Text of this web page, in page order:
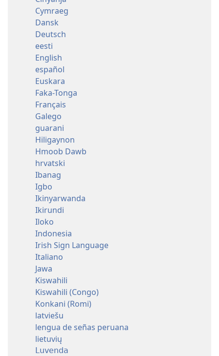
Cymraeg
Dansk
Deutsch
eesti
English
español
Euskara
Faka-Tonga
Français
Galego
guarani
Hiligaynon
Hmoob Dawb
hrvatski
Ibanag
Igbo
Ikinyarwanda
Ikirundi
Iloko
Indonesia
Irish Sign Language
Italiano
Jawa
Kiswahili
Kiswahili (Congo)
Konkani (Romi)
latviešu
lengua de señas peruana
lietuvių
Luvenda